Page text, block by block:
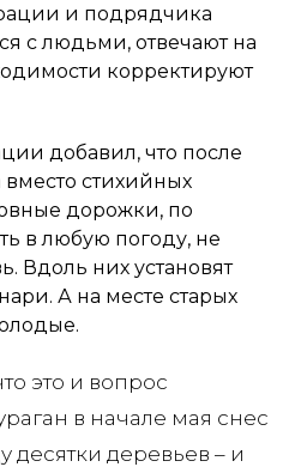
и подрядчика
с людьми, отвечают на
корректируют
добавил, что после
стихийных
дорожки, по
в любую погоду, не
Вдоль них установят
А на месте старых
это и вопрос
в начале мая снес
десятки деревьев – и